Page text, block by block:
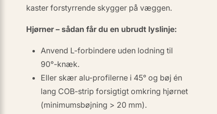
kaster forstyrrende skygger på væggen.
Hjørner – sådan får du en ubrudt lyslinje:
Anvend L-forbindere uden lodning til
90°-knæk.
Eller skær alu-profilerne i 45° og bøj én
lang COB-strip forsigtigt omkring hjørnet
(minimumsbøjning > 20 mm).